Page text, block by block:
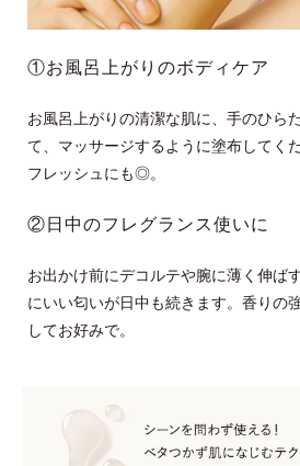
①お風呂上がりのボディケア
お風呂上がりの清潔な肌に、手のひら
て、マッサージするように塗布してく
フレッシュにも◎。
②日中のフレグランス使いに
お出かけ前にデコルテや腕に薄く伸ば
にいい匂いが日中も続きます。香りの
してお好みで。